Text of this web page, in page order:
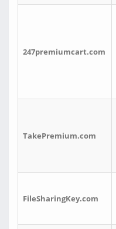
247premiumcart.com
TakePremium.com
FileSharingKey.com